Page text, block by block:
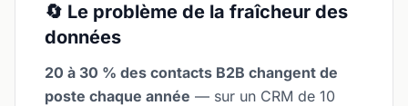
🔄 Le problème de la fraîcheur des
données
20 à 30 % des contacts B2B changent de
poste chaque année — sur un CRM de 10